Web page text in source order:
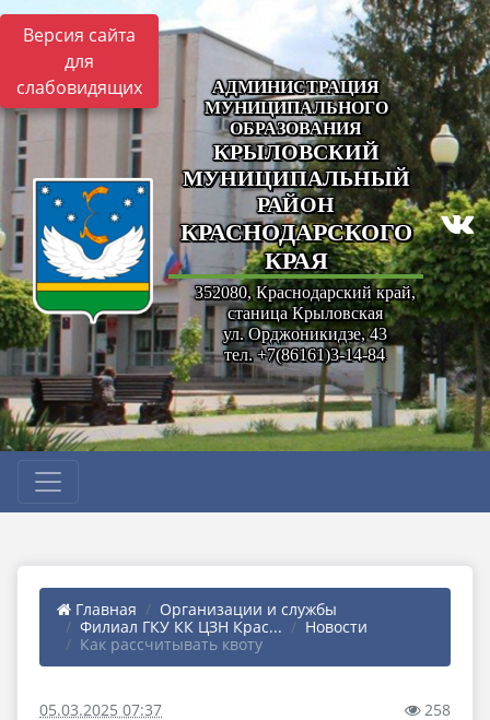
Версия сайта
для
слабовидящих
АДМИНИСТРАЦИЯ
МУНИЦИПАЛЬНОГО
ОБРАЗОВАНИЯ
КРЫЛОВСКИЙ
МУНИЦИПАЛЬНЫЙ
РАЙОН
КРАСНОДАРСКОГО
КРАЯ
352080, Краснодарский край,
станица Крыловская
ул. Орджоникидзе, 43
тел. +7(86161)3-14-84
Главная
Организации и службы
Филиал ГКУ КК ЦЗН Крас...
Новости
Как рассчитывать квоту
05.03.2025 07:37 258